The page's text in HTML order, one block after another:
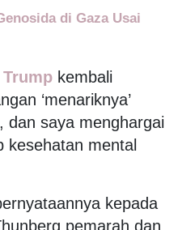
di Gaza Usai
kembali
‘menariknya’
dan saya menghargai
kesehatan mental
kepada
pemarah dan